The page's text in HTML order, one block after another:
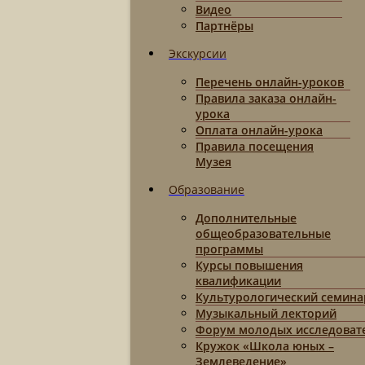
Видео
Партнёры
Экскурсии
Перечень онлайн-уроков
Правила заказа онлайн-
урока
Оплата онлайн-урока
Правила посещения
Музея
Образование
Дополнительные
общеобразовательные
программы
Курсы повышения
квалификации
Культурологический
Музыкальный лекторий
Форум молодых
Кружок «Школа юных –
Землеведение»